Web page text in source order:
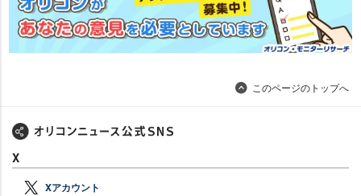
このページのトップへ
X
Xアカウント